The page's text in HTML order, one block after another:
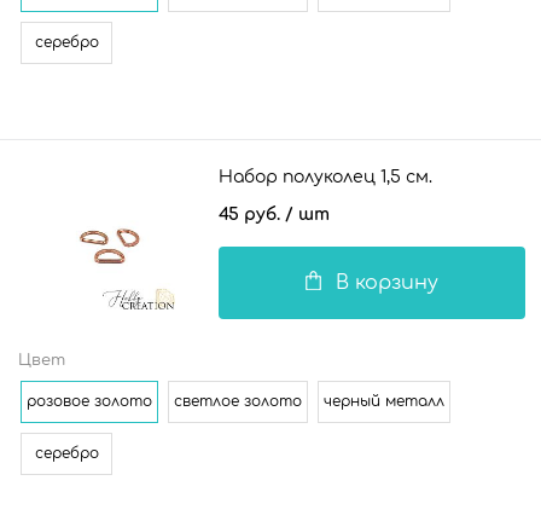
серебро
Набор полуколец 1,5 см.
45 руб. / шт
В корзину
Цвет
розовое золото светлое золото черный металл
серебро